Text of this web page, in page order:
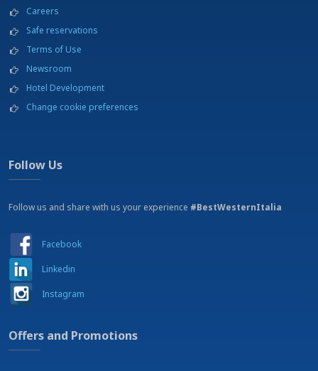
Careers
Safe reservations
Terms of Use
Newsroom
Hotel Development
Change cookie preferences
Follow Us
Follow us and share with us your experience #BestWesternItalia
Facebook
Linkedin
Instagram
Offers and Promotions